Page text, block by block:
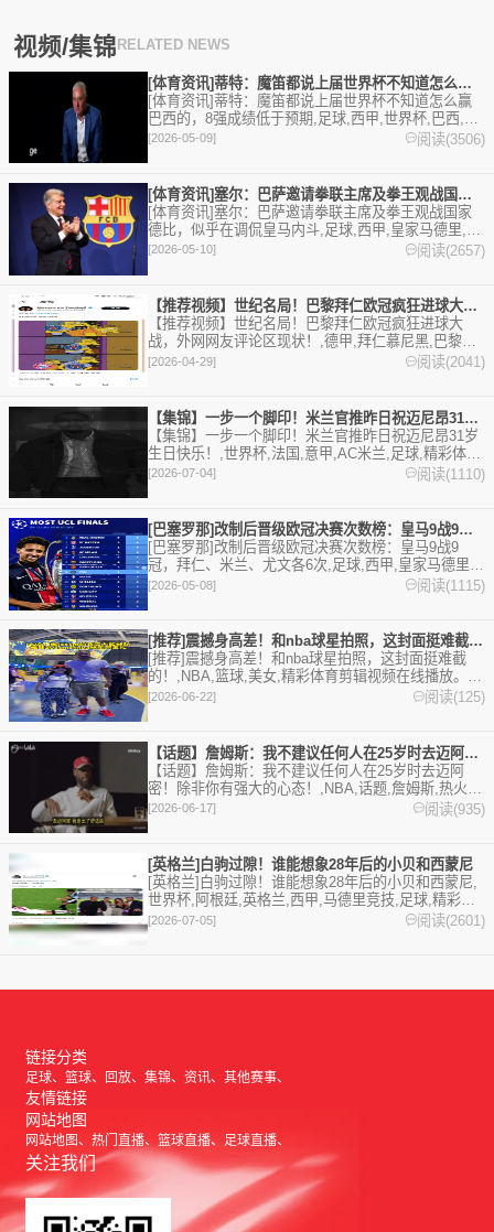
视频/集锦 RELATED NEWS
[体育资讯]蒂特：魔笛都说上届世界杯不知道怎么赢巴西的，8强
[体育资讯]蒂特：魔笛都说上届世界杯不知道怎么赢
巴西的，8强成绩低于预期,足球,西甲,世界杯,巴西,克
罗地亚,意甲,五洲,巴甲。欢迎收藏本站，24小时为你
[2026-05-09] 阅读(3506)
[体育资讯]塞尔：巴萨邀请拳联主席及拳王观战国家德比，似乎在
[体育资讯]塞尔：巴萨邀请拳联主席及拳王观战国家
德比，似乎在调侃皇马内斗,足球,西甲,皇家马德里,巴
塞罗那。欢迎收藏本站，24小时为你更新最新的足
[2026-05-10] 阅读(2657)
【推荐视频】世纪名局！巴黎拜仁欧冠疯狂进球大战，外网网友评论
【推荐视频】世纪名局！巴黎拜仁欧冠疯狂进球大
战，外网网友评论区现状！,德甲,拜仁慕尼黑,巴黎圣
日耳曼,法甲,欧冠,足球,精彩体育剪辑视频在线播放。
[2026-04-29] 阅读(2041)
【集锦】一步一个脚印！米兰官推昨日祝迈尼昂31岁生日快乐！
【集锦】一步一个脚印！米兰官推昨日祝迈尼昂31岁
生日快乐！,世界杯,法国,意甲,AC米兰,足球,精彩体育
剪辑视频在线播放。本站提供最全的篮球视频足球视
[2026-07-04] 阅读(1110)
[巴塞罗那]改制后晋级欧冠决赛次数榜：皇马9战9冠，拜仁、米
[巴塞罗那]改制后晋级欧冠决赛次数榜：皇马9战9
冠，拜仁、米兰、尤文各6次,足球,西甲,皇家马德里,
意甲,AC米兰,尤文图斯,德甲,拜仁慕尼黑,英超,法甲,
亚。欢迎收藏本站，24小时为你更新最新的足球，篮
球体育资讯。
[2026-05-08] 阅读(1115)
[推荐]震撼身高差！和nba球星拍照，这封面挺难截的！
[推荐]震撼身高差！和nba球星拍照，这封面挺难截
的！,NBA,篮球,美女,精彩体育剪辑视频在线播放。本
站提供最全的篮球视频足球视频,集锦,录像。
[2026-06-22] 阅读(125)
【话题】詹姆斯：我不建议任何人在25岁时去迈阿密！除非你有强
【话题】詹姆斯：我不建议任何人在25岁时去迈阿
密！除非你有强大的心态！,NBA,话题,詹姆斯,热火,
篮球,精彩体育剪辑视频在线播放。本站提供最全的篮
球视频足球视频,集锦,录像。
[2026-06-17] 阅读(935)
[英格兰]白驹过隙！谁能想象28年后的小贝和西蒙尼
[英格兰]白驹过隙！谁能想象28年后的小贝和西蒙尼,
世界杯,阿根廷,英格兰,西甲,马德里竞技,足球,精彩体
育剪辑视频在线播放。本站提供最全的篮球视频足球
视频,集锦,录像。
[2026-07-05] 阅读(2601)
链接分类
足球 篮球 回放 集锦 资讯 其他赛事
友情链接
网站地图
网站地图 热门直播 篮球直播 足球直播
关注我们